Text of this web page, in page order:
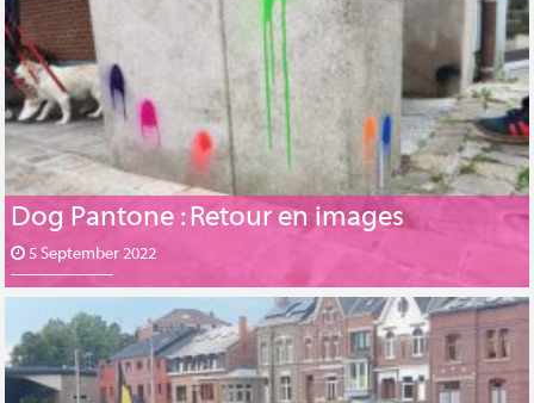
Dog Pantone : Retour en images
5 September 2022